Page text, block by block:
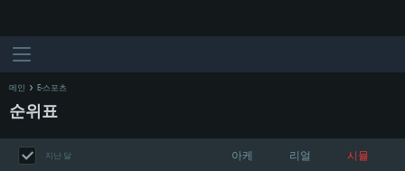
메인 E-스포츠
순위표
지난 달 아케 리얼 시뮬